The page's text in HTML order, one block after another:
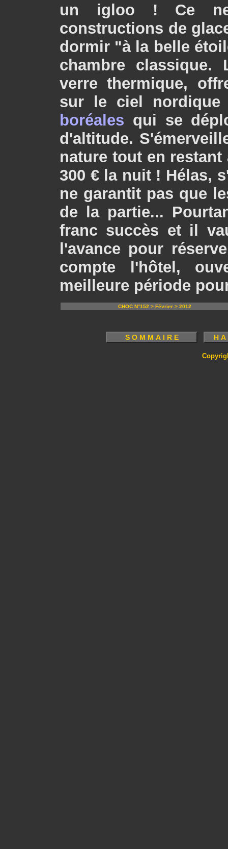
un igloo ! Ce
constructions de
dormir "à la belle
chambre classique.
verre thermique,
sur le ciel
boréales qui se
d'altitude.
nature tout en
300 € la nuit ! Hélas,
ne garantit pas que
de la partie...
franc succès et il
l'avance pour
compte l'hôtel,
meilleure période
CHOC N°152 > Février > 2012